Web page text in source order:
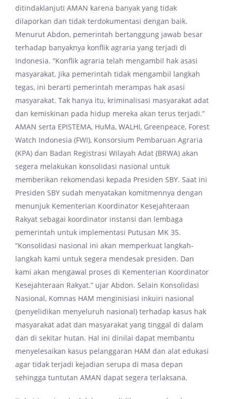
ditindaklanjuti AMAN karena banyak yang tidak
dilaporkan dan tidak terdokumentasi dengan baik.
Menurut Abdon, pemerintah bertanggung jawab besar
terhadap banyaknya konflik agraria yang terjadi di
Indonesia. “Konflik agraria telah mengambil hak asasi
masyarakat. Jika pemerintah tidak mengambil langkah
tegas, ini berarti pemerintah merampas hak asasi
masyarakat. Tak hanya itu, kriminalisasi masyarakat adat
dan kemiskinan pada hidup mereka akan terus terjadi.”
AMAN serta EPISTEMA, HuMa, WALHI, Greenpeace, Forest
Watch Indonesia (FWI), Konsorsium Pembaruan Agraria
(KPA) dan Badan Registrasi Wilayah Adat (BRWA) akan
segera melakukan konsolidasi nasional untuk
memberikan rekomendasi kepada Presiden SBY. Saat ini
Presiden SBY sudah menyatakan komitmennya dengan
menunjuk Kementerian Koordinator Kesejahteraan
Rakyat sebagai koordinator instansi dan lembaga
pemerintah untuk implementasi Putusan MK 35.
“Konsolidasi nasional ini akan memperkuat langkah-
langkah kami untuk segera mendesak presiden. Dan
kami akan mengawal proses di Kementerian Koordinator
Kesejahteraan Rakyat.” ujar Abdon. Selain Konsolidasi
Nasional, Komnas HAM menginisiasi inkuiri nasional
(penyelidikan menyeluruh nasional) terhadap kasus hak
masyarakat adat dan masyarakat yang tinggal di dalam
dan di sekitar hutan. Hal ini dinilai dapat membantu
menyelesaikan kasus pelanggaran HAM dan alat edukasi
agar tidak terjadi kejadian serupa di masa depan
sehingga tuntutan AMAN dapat segera terlaksana.